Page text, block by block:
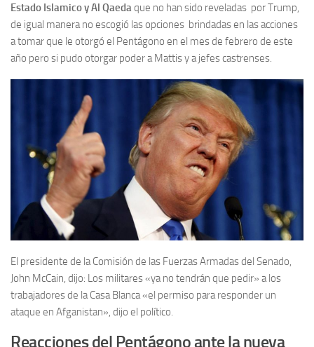
Estado Islamico y Al Qaedaque no han sido reveladas por Trump,
de igual manera no escogió las opciones brindadas en las acciones
a tomar que le otorgó el Pentágono en el mes de febrero de este
año pero si pudo otorgar poder a Mattis y a jefes castrenses.
El presidente de la Comisión de las Fuerzas Armadas del Senado,
John McCain, dijo: Los militares «ya no tendrán que pedir» a los
trabajadores de la Casa Blanca «el permiso para responder un
ataque en Afganistan», dijo el político.
Reacciones del Pentágono ante la nueva